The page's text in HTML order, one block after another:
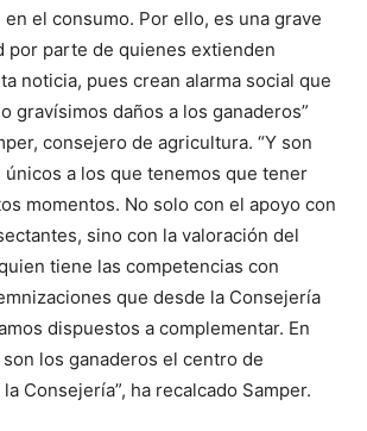
el consumo. Por ello, es una grave
por parte de quienes extienden
noticia, pues crean alarma social que
gravísimos daños a los ganaderos”
consejero de agricultura. “Y son
a los que tenemos que tener
momentos. No solo con el apoyo con
sino con la valoración del
tiene las competencias con
que desde la Consejería
dispuestos a complementar. En
los ganaderos el centro de
Consejería”, ha recalcado Samper.